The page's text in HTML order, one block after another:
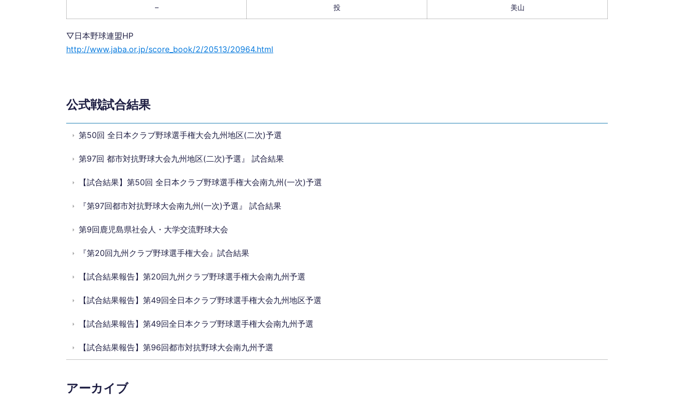
– 投 美山
▽日本野球連盟HP
http://www.jaba.or.jp/score_book/2/20513/20964.html
公式戦試合結果
第50回 全日本クラブ野球選手権大会九州地区(二次)予選
第97回 都市対抗野球大会九州地区(二次)予選』 試合結果
【試合結果】第50回 全日本クラブ野球選手権大会南九州(一次)予選
『第97回都市対抗野球大会南九州(一次)予選』 試合結果
第9回鹿児島県社会人・大学交流野球大会
『第20回九州クラブ野球選手権大会』試合結果
【試合結果報告】第20回九州クラブ野球選手権大会南九州予選
【試合結果報告】第49回全日本クラブ野球選手権大会九州地区予選
【試合結果報告】第49回全日本クラブ野球選手権大会南九州予選
【試合結果報告】第96回都市対抗野球大会南九州予選
アーカイブ